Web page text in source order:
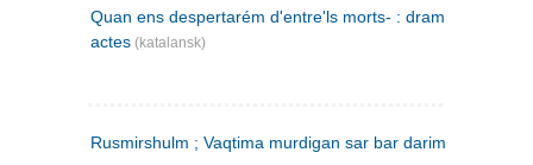
Quan ens despertarém d'entre'ls morts- : drama en tres
actes (katalansk)
Rusmirshulm ; Vaqtima murdigan sar bar darim